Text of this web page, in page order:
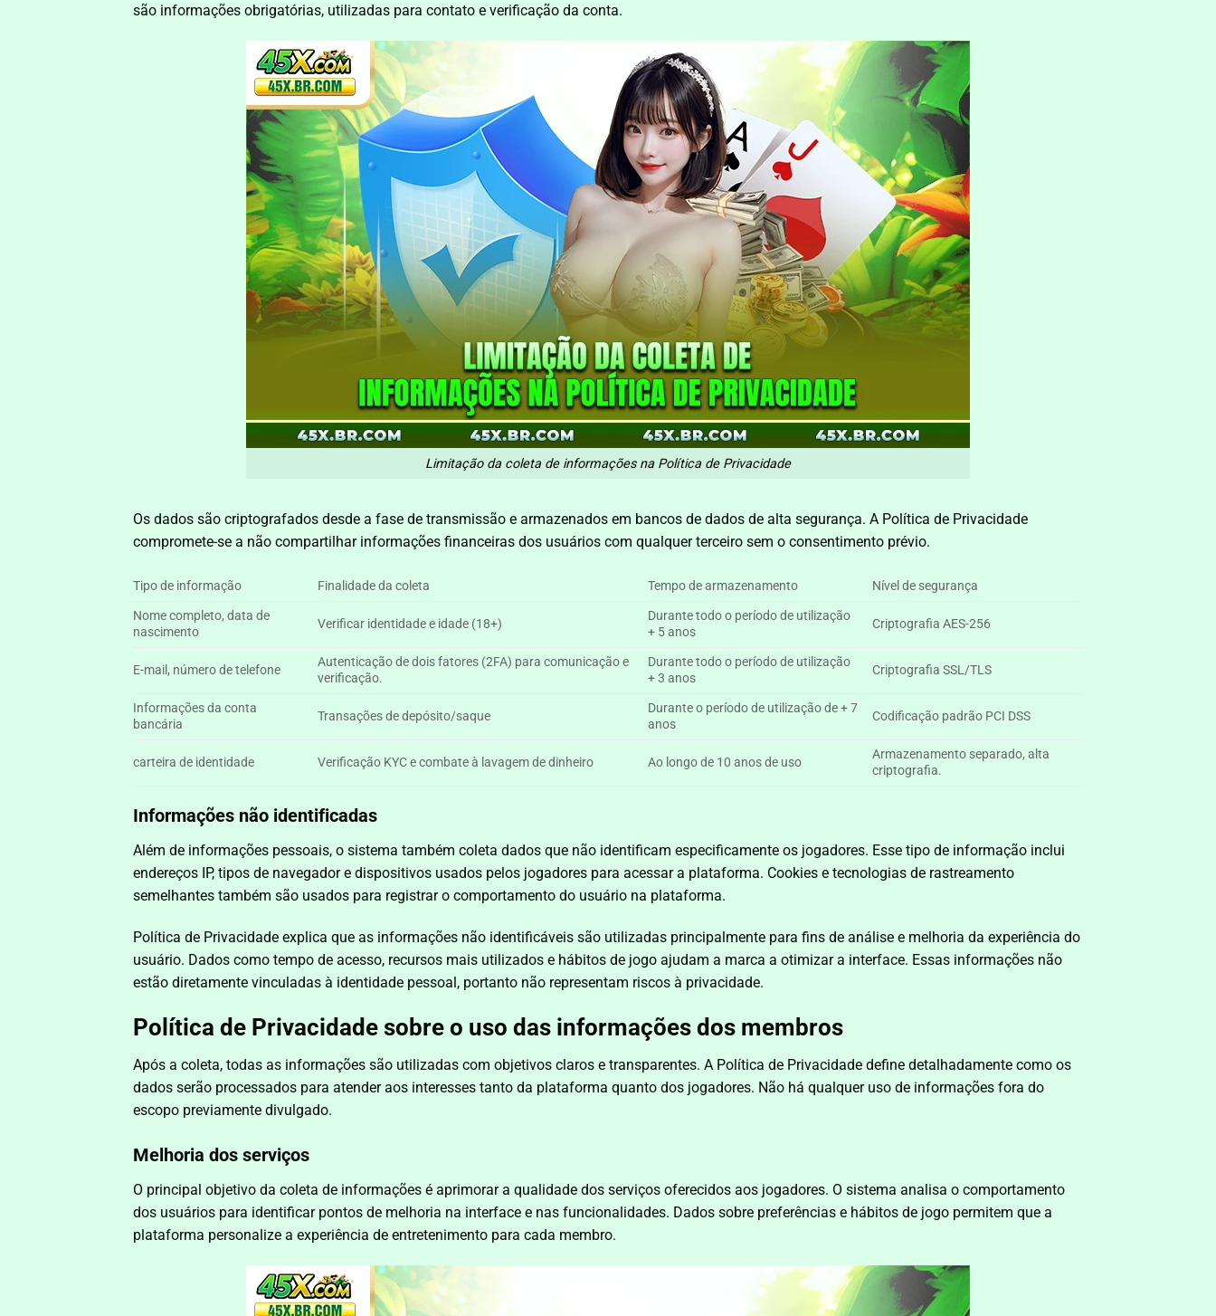
são informações obrigatórias, utilizadas para contato e verificação da conta.
Limitação da coleta de informações na Política de Privacidade
Os dados são criptografados desde a fase de transmissão e armazenados em bancos de dados de alta segurança. A Política de Privacidade
compromete-se a não compartilhar informações financeiras dos usuários com qualquer terceiro sem o consentimento prévio.
Tipo de informação Finalidade da coleta Tempo de armazenamento
Nível de segurança
Nome completo, data de
nascimento
Verificar identidade e idade (18+)
Durante todo o período de utilização
+ 5 anos
Criptografia AES-256
E-mail, número de telefone
Autenticação de dois fatores (2FA) para comunicação e
verificação.
Durante todo o período de utilização
+ 3 anos
Criptografia SSL/TLS
Informações da conta
bancária
Transações de depósito/saque
Durante o período de utilização de + 7
anos
Codificação padrão PCI DSS
carteira de identidade Verificação KYC e combate à lavagem de dinheiro Ao longo de 10 anos de uso
Armazenamento separado, alta
criptografia.
Informações não identificadas
Além de informações pessoais, o sistema também coleta dados que não identificam especificamente os jogadores. Esse tipo de informação inclui
endereços IP, tipos de navegador e dispositivos usados ​​pelos jogadores para acessar a plataforma. Cookies e tecnologias de rastreamento
semelhantes também são usados ​​para registrar o comportamento do usuário na plataforma.
Política de Privacidade explica que as informações não identificáveis são utilizadas principalmente para fins de análise e melhoria da experiência do
usuário. Dados como tempo de acesso, recursos mais utilizados e hábitos de jogo ajudam a marca a otimizar a interface. Essas informações não
estão diretamente vinculadas à identidade pessoal, portanto não representam riscos à privacidade.
Política de Privacidade sobre o uso das informações dos membros
Após a coleta, todas as informações são utilizadas com objetivos claros e transparentes. A Política de Privacidade define detalhadamente como os
dados serão processados para atender aos interesses tanto da plataforma quanto dos jogadores. Não há qualquer uso de informações fora do
escopo previamente divulgado.
Melhoria dos serviços
O principal objetivo da coleta de informações é aprimorar a qualidade dos serviços oferecidos aos jogadores. O sistema analisa o comportamento
dos usuários para identificar pontos de melhoria na interface e nas funcionalidades. Dados sobre preferências e hábitos de jogo permitem que a
plataforma personalize a experiência de entretenimento para cada membro.